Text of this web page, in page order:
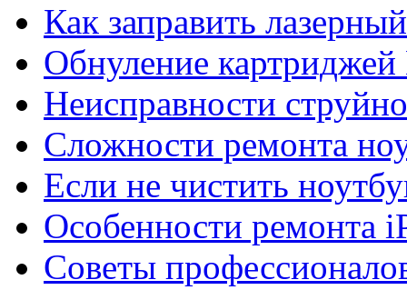
Как заправить
Обнуление
Неисправности
Сложности ремонта
Если не чистить
Особенности ремонта
Советы